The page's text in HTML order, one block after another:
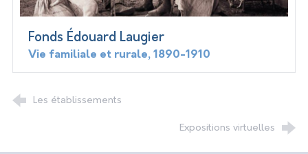
Fonds Édouard Laugier
Vie familiale et rurale, 1890-1910
Les établissements
Expositions virtuelles